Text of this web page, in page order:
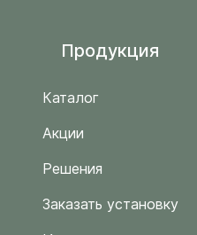
Продукция
Каталог
Акции
Решения
Заказать установку